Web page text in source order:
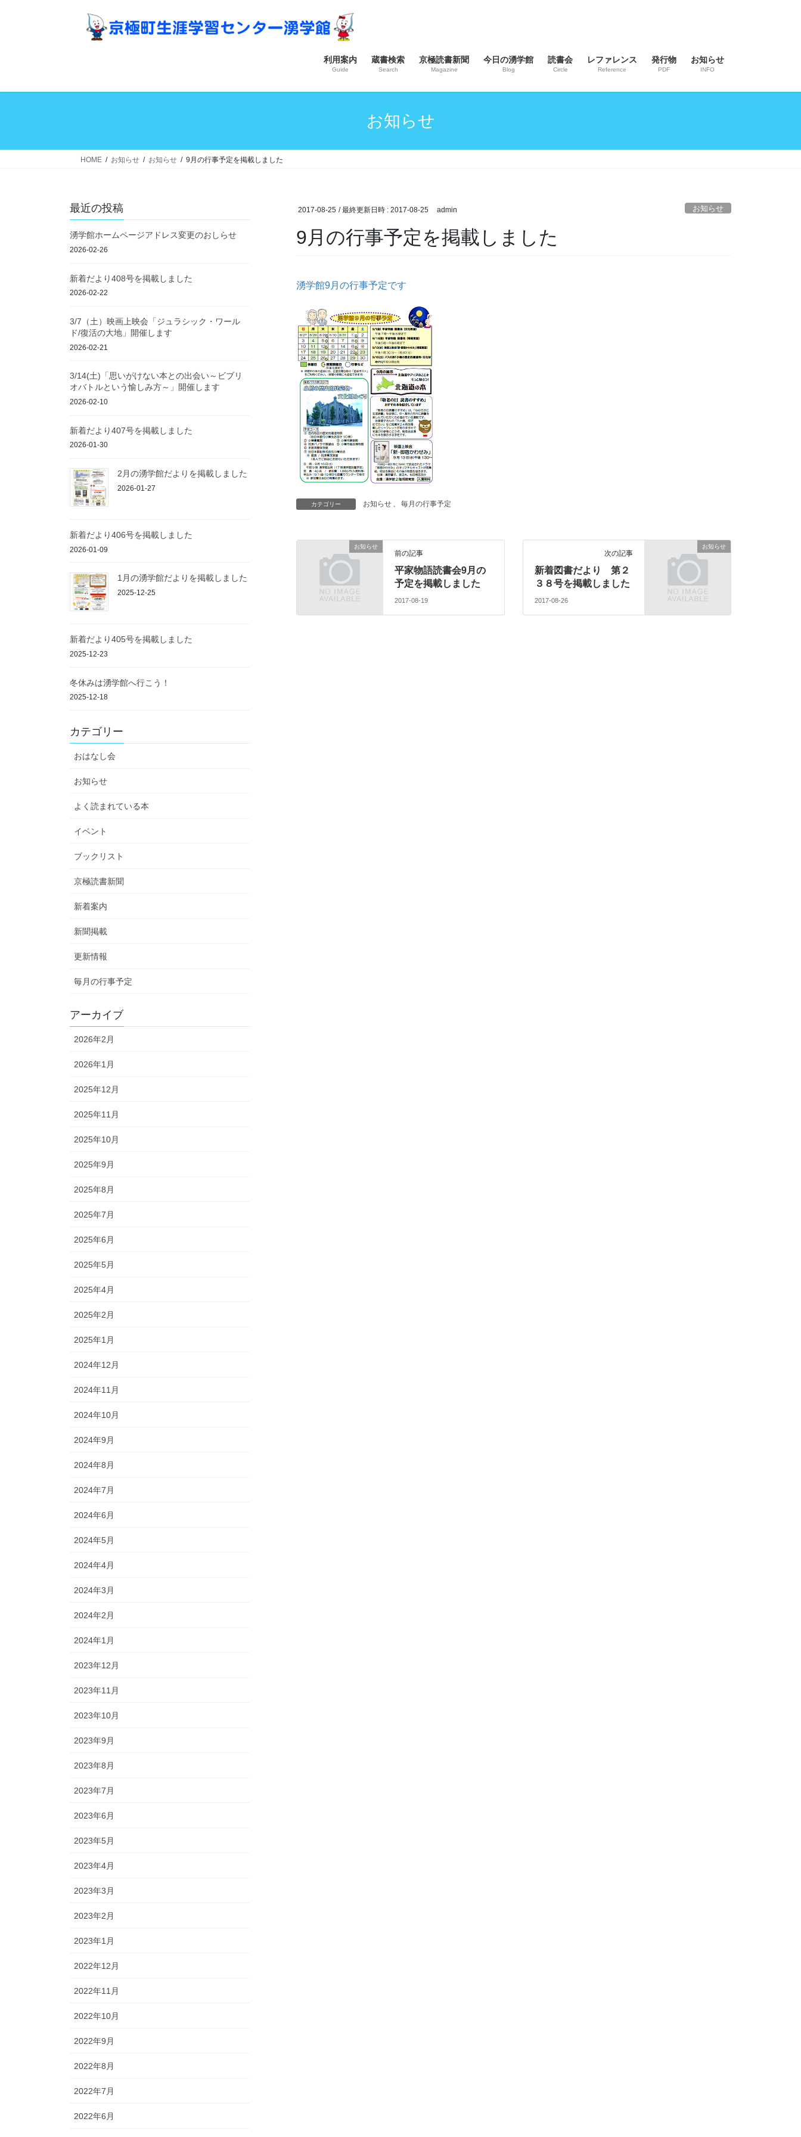
ス
ン
利用案内
Guide
蔵書検索
Search
京極読書新聞
Magazine
今日の湧学館
Blog
読書会
Circle
レファレンス
Reference
発行物
PDF
お知らせ
INFO
お知らせ
HOME お知らせ お知らせ 9月の行事予定を掲載しました
2017-08-25 / 最終更新日時 : 2017-08-25 admin お知らせ
9月の行事予定を掲載しました
湧学館9月の行事予定です
カテゴリー お知らせ 毎月の行事予定
お知らせ
前の記事
平家物語読書会9月の
予定を掲載しました
2017-08-19
お知らせ
次の記事
新着図書だより 第２
３８号を掲載しました
2017-08-26
最近の投稿
湧学館ホームページアドレス変更のおしらせ
2026-02-26
新着だより408号を掲載しました
2026-02-22
3/7（土）映画上映会「ジュラシック・ワール
ド/復活の大地」開催します
2026-02-21
3/14(土)「思いがけない本との出会い～ビブリ
オバトルという愉しみ方～」開催します
2026-02-10
新着だより407号を掲載しました
2026-01-30
2月の湧学館だよりを掲載しました
2026-01-27
新着だより406号を掲載しました
2026-01-09
1月の湧学館だよりを掲載しました
2025-12-25
新着だより405号を掲載しました
2025-12-23
冬休みは湧学館へ行こう！
2025-12-18
カテゴリー
おはなし会
お知らせ
よく読まれている本
イベント
ブックリスト
京極読書新聞
新着案内
新聞掲載
更新情報
毎月の行事予定
アーカイブ
2026年2月
2026年1月
2025年12月
2025年11月
2025年10月
2025年9月
2025年8月
2025年7月
2025年6月
2025年5月
2025年4月
2025年2月
2025年1月
2024年12月
2024年11月
2024年10月
2024年9月
2024年8月
2024年7月
2024年6月
2024年5月
2024年4月
2024年3月
2024年2月
2024年1月
2023年12月
2023年11月
2023年10月
2023年9月
2023年8月
2023年7月
2023年6月
2023年5月
2023年4月
2023年3月
2023年2月
2023年1月
2022年12月
2022年11月
2022年10月
2022年9月
2022年8月
2022年7月
2022年6月